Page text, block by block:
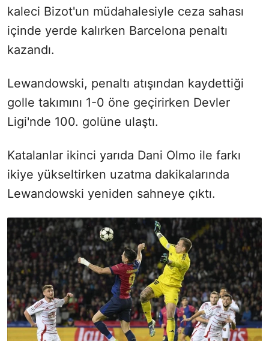
kaleci Bizot'un müdahalesiyle ceza sahası
içinde yerde kalırken Barcelona penaltı
kazandı.
Lewandowski, penaltı atışından kaydettiği
golle takımını 1-0 öne geçirirken Devler
Ligi'nde 100. golüne ulaştı.
Katalanlar ikinci yarıda Dani Olmo ile farkı
ikiye yükseltirken uzatma dakikalarında
Lewandowski yeniden sahneye çıktı.